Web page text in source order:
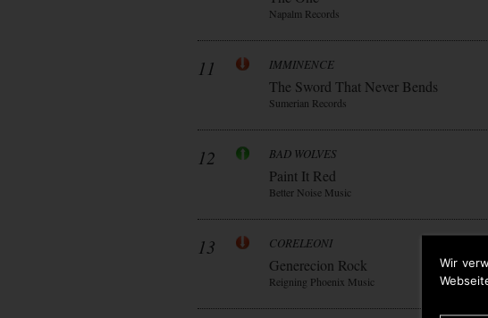
Wir
Napalm Records
11 IMMINENCE
The Sword That Never Bends
Sumerian Records
12 BAD WOLVES
Paint It Red
Better Noise Music
13 CORELEONI
Generecion Rock
Reigning Phoenix Music